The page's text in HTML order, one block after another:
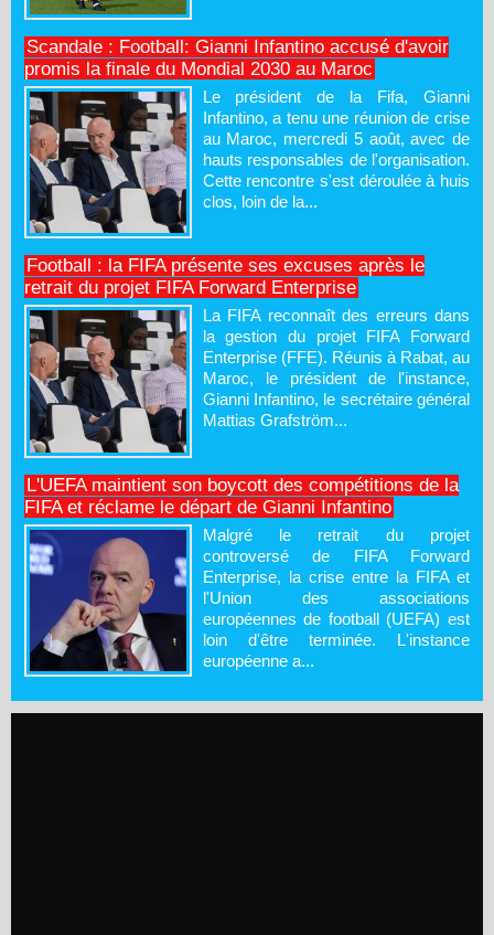
Scandale : Football: Gianni Infantino accusé d'avoir
promis la finale du Mondial 2030 au Maroc
Le président de la Fifa, Gianni
Infantino, a tenu une réunion de crise
au Maroc, mercredi 5 août, avec de
hauts responsables de l'organisation.
Cette rencontre s'est déroulée à huis
clos, loin de la...
Football : la FIFA présente ses excuses après le
retrait du projet FIFA Forward Enterprise
La FIFA reconnaît des erreurs dans
la gestion du projet FIFA Forward
Enterprise (FFE). Réunis à Rabat, au
Maroc, le président de l'instance,
Gianni Infantino, le secrétaire général
Mattias Grafström...
L'UEFA maintient son boycott des compétitions de la
FIFA et réclame le départ de Gianni Infantino
Malgré le retrait du projet
controversé de FIFA Forward
Enterprise, la crise entre la FIFA et
l'Union des associations
européennes de football (UEFA) est
loin d'être terminée. L'instance
européenne a...